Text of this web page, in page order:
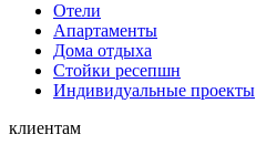
Отели
Апартаменты
Дома отдыха
Стойки ресепшн
Индивидуальные проекты
клиентам